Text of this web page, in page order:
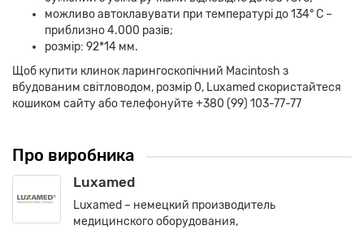
можливо автоклавувати при температурі до 134° C –
приблизно 4.000 разів;
розмір: 92*14 мм.
Щоб купити клинок ларингоскопічний Macintosh з
вбудованим світловодом, розмір 0, Luxamed скористайтеся
кошиком сайту або телефонуйте +380 (99) 103-77-77
Про виробника
Luxamed
Luxamed – немецкий производитель
медицинского оборудования,